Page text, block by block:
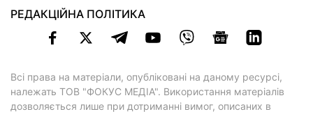
РЕДАКЦІЙНА ПОЛІТИКА
Всі права на матеріали, опубліковані на даному ресурсі,
належать ТОВ "ФОКУС МЕДІА". Використання матеріалів
дозволяється лише при дотриманні вимог, описаних в